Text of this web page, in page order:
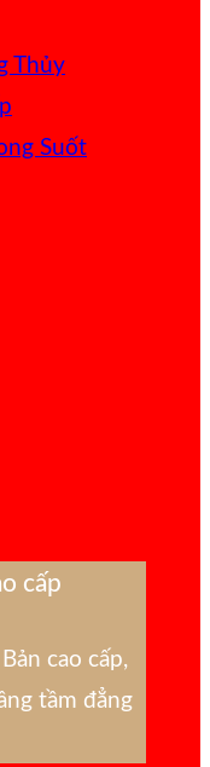
Thủy
Suốt
cấp
cao cấp,
tầm đẳng